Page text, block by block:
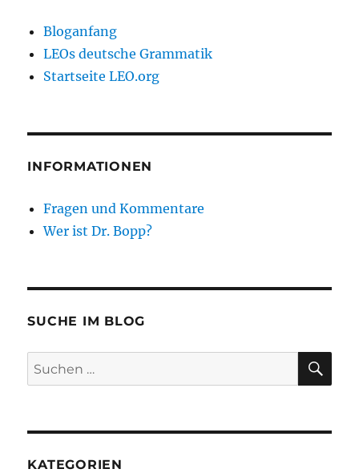
Bloganfang
LEOs deutsche Grammatik
Startseite LEO.org
INFORMATIONEN
Fragen und Kommentare
Wer ist Dr. Bopp?
SUCHE IM BLOG
Suchen
nach:
KATEGORIEN